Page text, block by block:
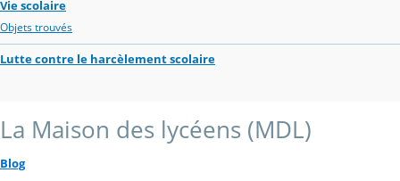
Vie scolaire
Objets trouvés
Lutte contre le harcèlement scolaire
La Maison des lycéens (MDL)
Blog